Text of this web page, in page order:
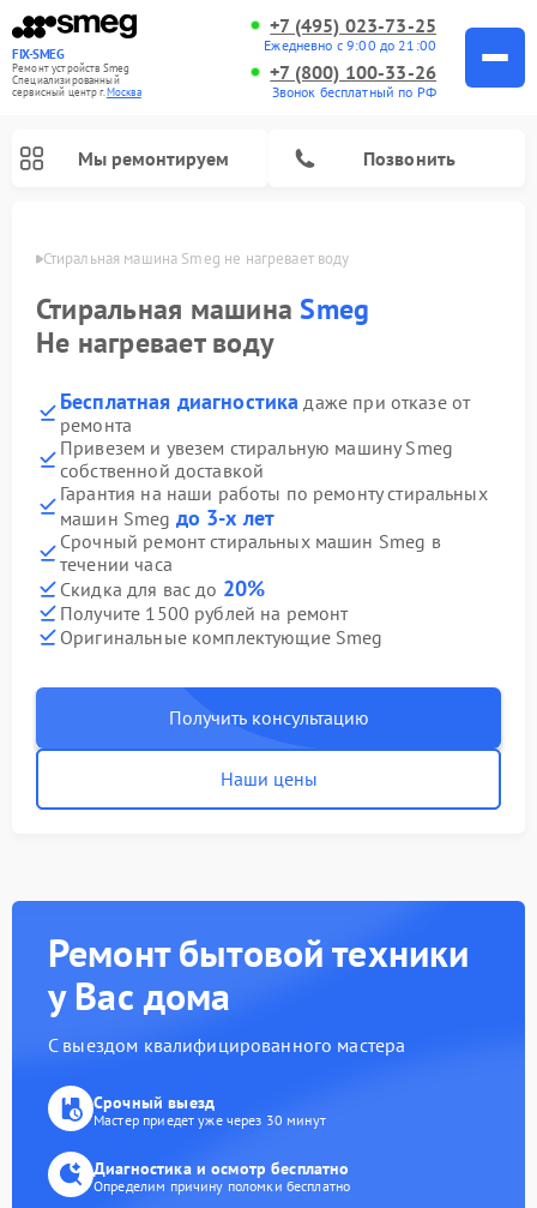
FIX-SMEG
Ремонт устройств Smeg
Специализированный
cервисный центр г.Москва
+7 (495) 023-73-25
Ежедневно с 9:00 до 21:00
+7 (800) 100-33-26
Звонок бесплатный по РФ
Мы ремонтируем Позвонить
Стиральная машина Smeg не нагревает воду
Стиральная машинаSmeg
Не нагревает воду
Бесплатная диагностика даже при отказе от
ремонта
Привезем и увезем стиральную машину Smeg
собственной доставкой
Гарантия на наши работы по ремонту стиральных
машин Smeg до 3-х лет
Срочный ремонт стиральных машин Smeg в
течении часа
Скидка для вас до 20%
Получите 1500 рублей на ремонт
Оригинальные комплектующие Smeg
Получить консультацию
Наши цены
Ремонт бытовой техники
у Вас дома
С выездом квалифицированного мастера
Срочный выезд
Мастер приедет уже через 30 минут
Диагностика и осмотр бесплатно
Определим причину поломки бесплатно